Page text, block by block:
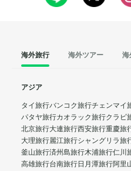
海外旅行 海外ツアー 海
アジア
タイ旅行バンコク旅行チェンマイ
パタヤ旅行カオラック旅行クラビ
北京旅行大連旅行西安旅行重慶旅
大理旅行麗江旅行シャングリラ旅
釜山旅行済州島旅行木浦旅行仁川
高雄旅行台南旅行日月潭旅行阿里